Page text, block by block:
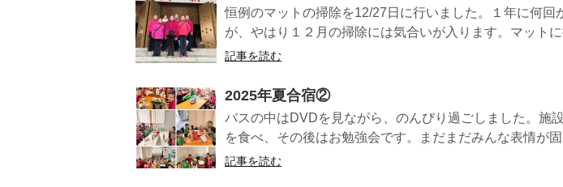
恒例のマットの掃除を12/27日に行いました。１年に何回
が、やはり１２月の掃除には気合いが入ります。マット
記事を読む
2025年夏合宿②
バスの中はDVDを見ながら、のんびり過ごしました。施
を食べ、その後はお勉強会です。まだまだみんな表情が
記事を読む